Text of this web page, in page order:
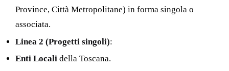
Province, Città Metropolitane) in forma singola o
associata.
Linea 2 (Progetti singoli):
Enti Locali della Toscana.